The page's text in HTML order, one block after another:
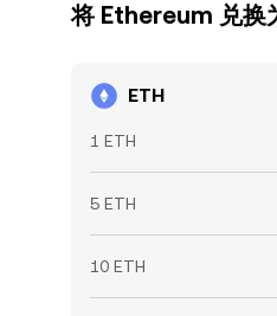
将 Ethereum 兑换
ETH
1 ETH
5 ETH
10 ETH